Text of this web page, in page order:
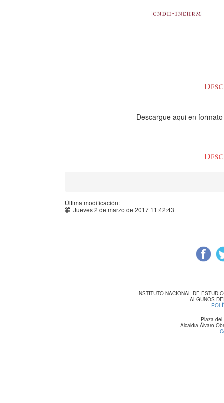
Descargue aqui en
Última modificación:
Jueves 2 de marzo de 2017 11:42:43
INSTITUTO NACIONAL DE
ALGUNOS
-
Plaza
Alcaldia Álvaro